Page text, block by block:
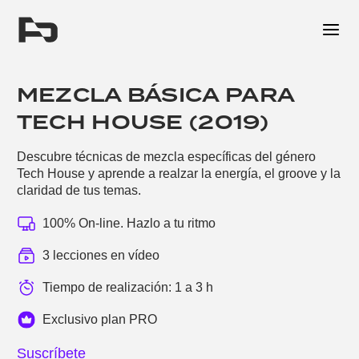
MEZCLA BÁSICA PARA
TECH HOUSE (2019)
Descubre técnicas de mezcla específicas del género
Tech House y aprende a realzar la energía, el groove y la
claridad de tus temas.
100% On-line. Hazlo a tu ritmo
3 lecciones en vídeo
Tiempo de realización: 1 a 3 h
Exclusivo plan PRO
Suscríbete